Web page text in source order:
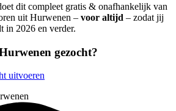
dit compleet gratis & onafhankelijk van
uit Hurwenen – voor altijd – zodat jij
in 2026 en verder.
gezocht?
uitvoeren